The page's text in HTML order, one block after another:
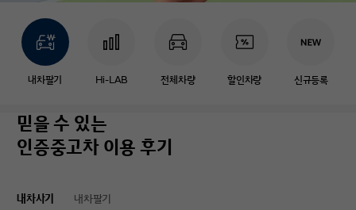
내차팔기 Hi-LAB 전체차량 할인차량 신규등록
믿을 수 있는
인증중고차 이용 후기
내차사기 내차팔기